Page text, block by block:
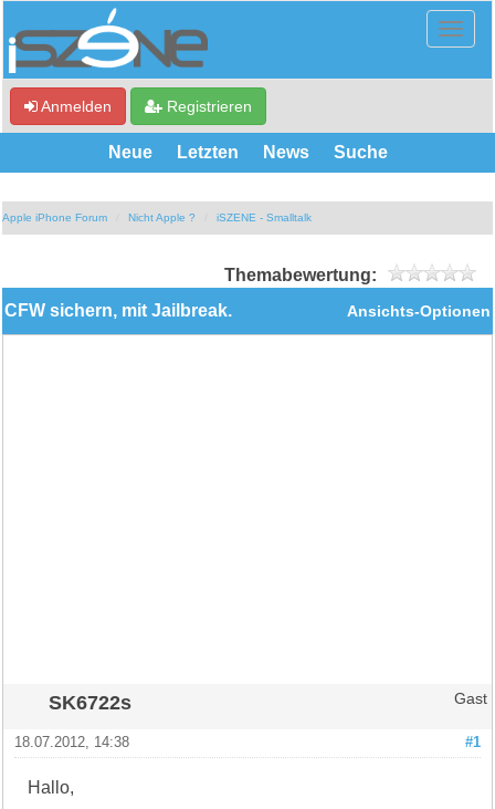
Anmelden Registrieren
Neue Letzten News Suche
Apple iPhone Forum Nicht Apple ? iSZENE - Smalltalk
Themabewertung:
Ansichts-Optionen
CFW sichern, mit Jailbreak.
SK6722s Gast
#1
18.07.2012, 14:38
Hallo,